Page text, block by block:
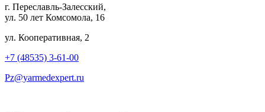
г. Переславль-Залесский,
ул. 50 лет Комсомола, 16
ул. Кооперативная, 2
+7 (48535) 3-61-00
Pz@yarmedexpert.ru